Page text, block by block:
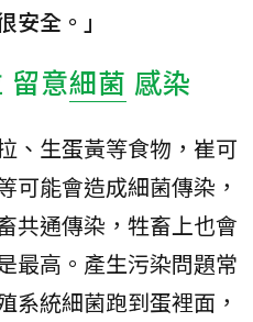
全。」
留意細菌 感染
、生蛋黃等食物，崔可
可能會造成細菌傳染，
共通傳染，牲畜上也會
最高。產生污染問題常
系統細菌跑到蛋裡面，